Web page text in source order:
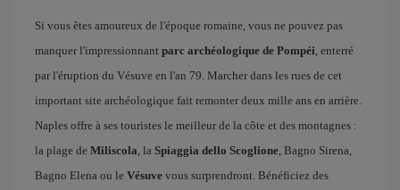
Si vous êtes amoureux de l'époque romaine, vous ne pouvez pas
manquer l'impressionnant parc archéologique de Pompéi , enterré
par l'éruption du Vésuve en l'an 79. Marcher dans les rues de cet
important site archéologique fait remonter deux mille ans en arrière.
Naples offre à ses touristes le meilleur de la côte et des montagnes :
la plage de Miliscola , la Spiaggia dello Scoglione , Bagno Sirena,
Bagno Elena ou le Vésuve vous surprendront. Bénéficiez des